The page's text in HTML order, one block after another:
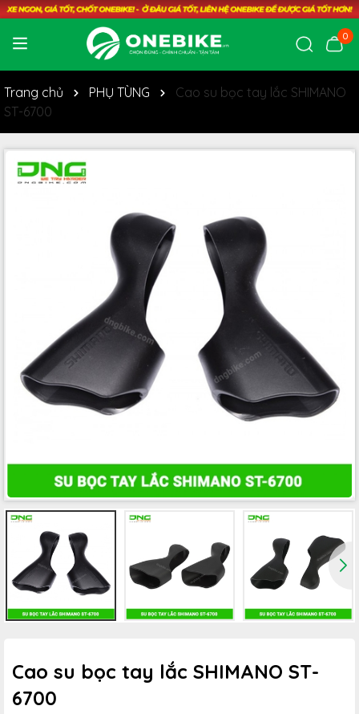
0
Trang chủ PHỤ TÙNG
Cao su bọc tay lắc SHIMANO
ST-6700
Cao su bọc tay lắc SHIMANO ST-
6700